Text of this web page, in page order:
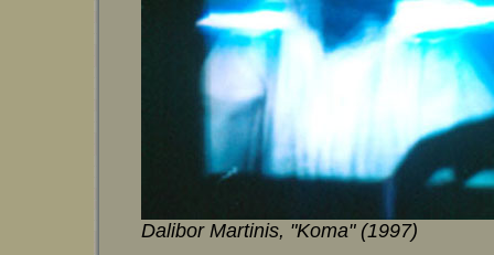
Dalibor Martinis, "Koma" (1997)